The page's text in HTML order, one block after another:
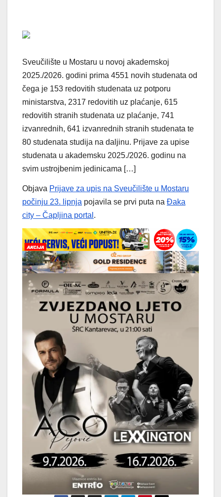
Sveučilište u Mostaru u novoj akademskoj
2025./2026. godini prima 4551 novih studenata od
čega je 153 redovitih studenata uz potporu
ministarstva, 2317 redovitih uz plaćanje, 615
redovitih stranih studenata uz plaćanje, 741
izvanrednih, 641 izvanrednih stranih studenata te
80 studenata studija na daljinu. Prijave za upise
studenata u akademsku 2025./2026. godinu na
svim ustrojbenim jedinicama […]
Objava Prijave za upis na Sveučilište u Mostaru
počinju 23. lipnja pojavila se prvi puta na Đaka
city – Čapljina portal .